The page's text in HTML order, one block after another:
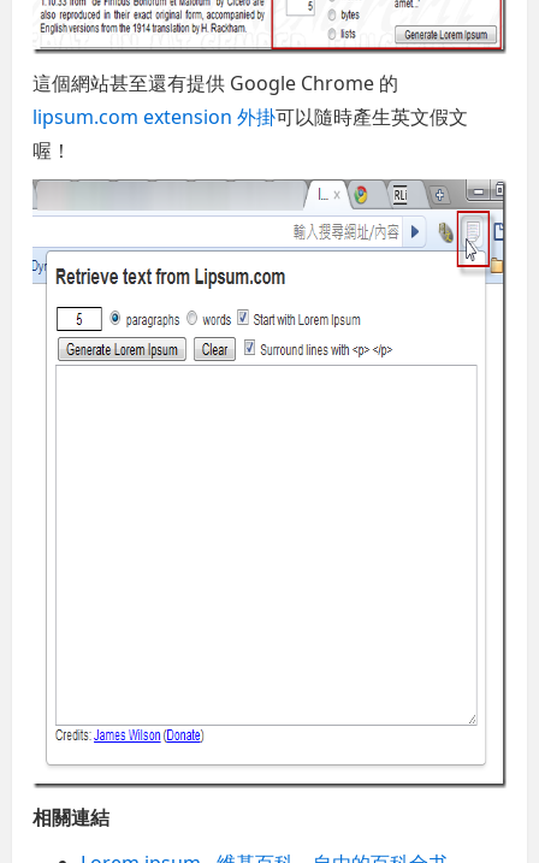
這個網站甚至還有提供 Google Chrome 的
lipsum.com extension 外掛可以隨時產生英文假文
喔！
相關連結